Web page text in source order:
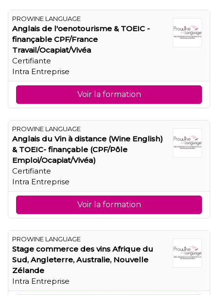
PROWINE LANGUAGE
Anglais de l'oenotourisme & TOEIC -
finançable CPF/France
Travail/Ocapiat/Vivéa
Certifiante
Intra Entreprise
Voir la formation
PROWINE LANGUAGE
Anglais du Vin à distance (Wine English)
& TOEIC- finançable (CPF/Pôle
Emploi/Ocapiat/Vivéa)
Certifiante
Intra Entreprise
Voir la formation
PROWINE LANGUAGE
Stage commerce des vins Afrique du
Sud, Angleterre, Australie, Nouvelle
Zélande
Intra Entreprise